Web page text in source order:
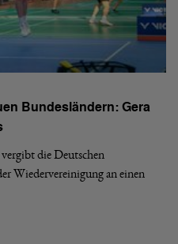
Bundesländern: Gera
die Deutschen
Wiedervereinigung an einen